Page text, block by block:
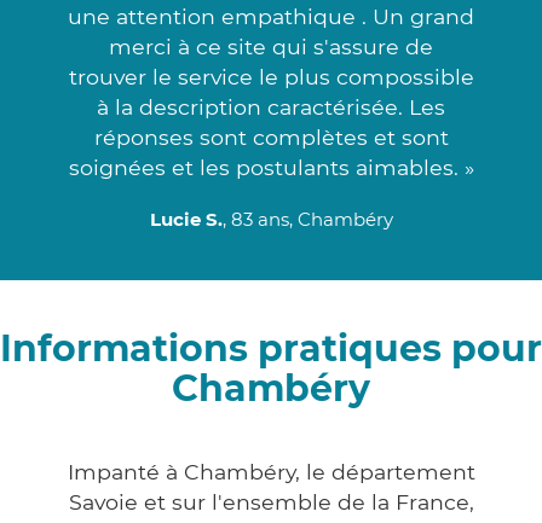
une attention empathique . Un grand
merci à ce site qui s'assure de
trouver le service le plus compossible
à la description caractérisée. Les
réponses sont complètes et sont
soignées et les postulants aimables. »
Lucie S., 83 ans, Chambéry
Informations pratiques pour
Chambéry
Impanté à Chambéry, le département
Savoie et sur l'ensemble de la France,